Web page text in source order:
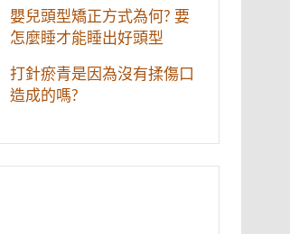
嬰兒頭型矯正方式為何? 要
怎麼睡才能睡出好頭型
打針瘀青是因為沒有揉傷口
造成的嗎?